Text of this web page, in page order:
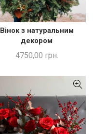
ЧИТАТИ ДАЛІ
Вінок з натуральним
декором
4750,00 грн.